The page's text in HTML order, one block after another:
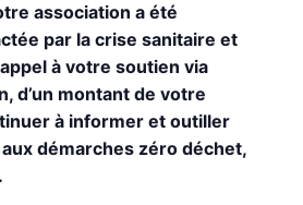
association a été
par la crise sanitaire et
à votre soutien via
d’un montant de votre
à informer et outiller
démarches zéro déchet,